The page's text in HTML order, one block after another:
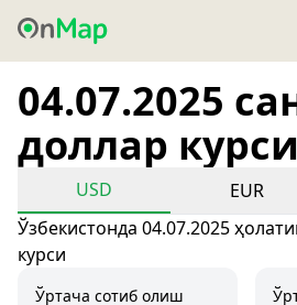
04.07.2025
доллар курси
USD EUR
Ўзбекистонда 04.07.2025
курси
Ўртача сотиб олиш